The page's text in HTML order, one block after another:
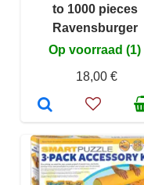
to 1000 pieces
Ravensburger
Op voorraad (1)
18,00 €